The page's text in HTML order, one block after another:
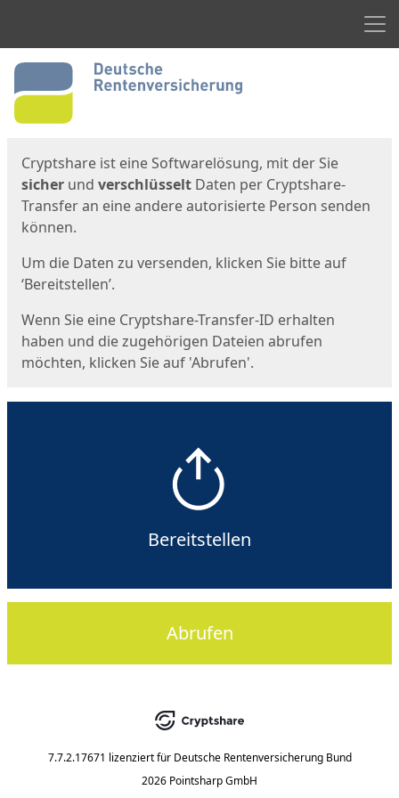
Start
Cryptshare ist eine Softwarelösung, mit der Sie
sicher und verschlüsselt Daten per Cryptshare-
Transfer an eine andere autorisierte Person senden
können.
Um die Daten zu versenden, klicken Sie bitte auf
‘Bereitstellen’.
Wenn Sie eine Cryptshare-Transfer-ID erhalten
haben und die zugehörigen Dateien abrufen
möchten, klicken Sie auf 'Abrufen'.
Bereitstellen
Abrufen
7.7.2.17671 lizenziert für Deutsche Rentenversicherung Bund
2026 Pointsharp GmbH